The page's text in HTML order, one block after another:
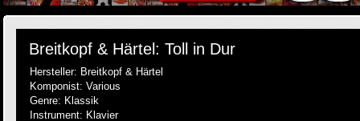
Breitkopf & Härtel: Toll in Dur
Hersteller: Breitkopf & Härtel
Komponist: Various
Genre: Klassik
Instrument: Klavier